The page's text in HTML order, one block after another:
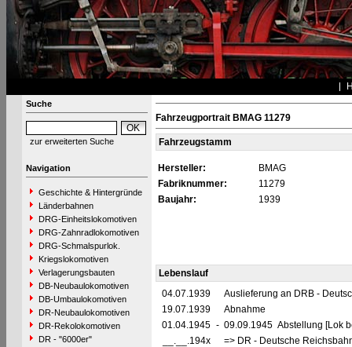
Suche
zur erweiterten Suche
Navigation
Geschichte & Hintergründe
Länderbahnen
DRG-Einheitslokomotiven
DRG-Zahnradlokomotiven
DRG-Schmalspurlok.
Kriegslokomotiven
Verlagerungsbauten
DB-Neubaulokomotiven
DB-Umbaulokomotiven
DR-Neubaulokomotiven
DR-Rekolokomotiven
DR - "6000er"
Fahrzeugportrait BMAG 11279
Fahrzeugstamm
Hersteller:
BMAG
Fabriknummer:
11279
Baujahr:
1939
Lebenslauf
04.07.1939
Auslieferung an DRB -
19.07.1939
Abnahme
01.04.1945 - 09.09.1945 Abstellung [Lok
__.__.194x
=> DR - Deutsche